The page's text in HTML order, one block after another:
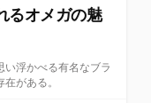
るオメガの魅
浮かべる有名なブラ
がある。